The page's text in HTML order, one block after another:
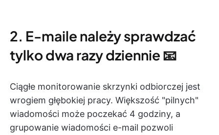
2. E-maile należy sprawdzać
tylko dwa razy dziennie 📧
Ciągłe monitorowanie skrzynki odbiorczej jest
wrogiem głębokiej pracy. Większość "pilnych"
wiadomości może poczekać 4 godziny, a
grupowanie wiadomości e-mail pozwoli